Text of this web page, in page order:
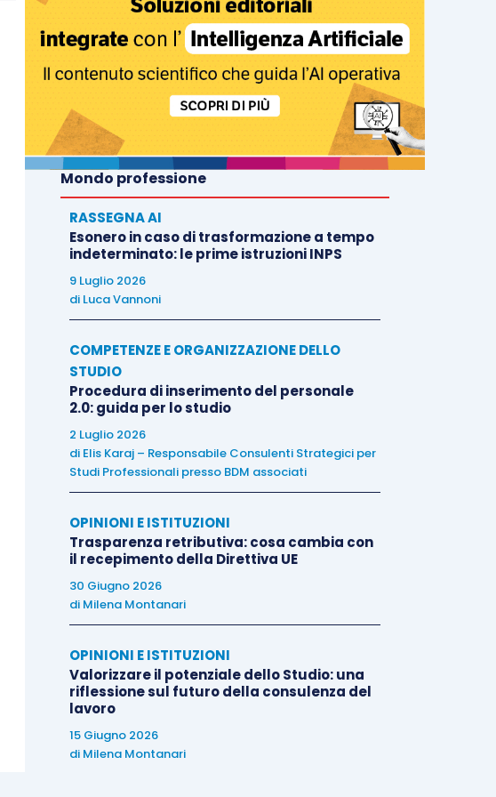
Mondo professione
RASSEGNA AI
Esonero in caso di trasformazione a tempo
indeterminato: le prime istruzioni INPS
9 Luglio 2026
di Luca Vannoni
COMPETENZE E ORGANIZZAZIONE DELLO
STUDIO
Procedura di inserimento del personale
2.0: guida per lo studio
2 Luglio 2026
di Elis Karaj – Responsabile Consulenti Strategici per
Studi Professionali presso BDM associati
OPINIONI E ISTITUZIONI
Trasparenza retributiva: cosa cambia con
il recepimento della Direttiva UE
30 Giugno 2026
di Milena Montanari
OPINIONI E ISTITUZIONI
Valorizzare il potenziale dello Studio: una
riflessione sul futuro della consulenza del
lavoro
15 Giugno 2026
di Milena Montanari